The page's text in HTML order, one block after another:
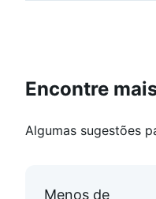
Encontre
Algumas sugestões
Menos de